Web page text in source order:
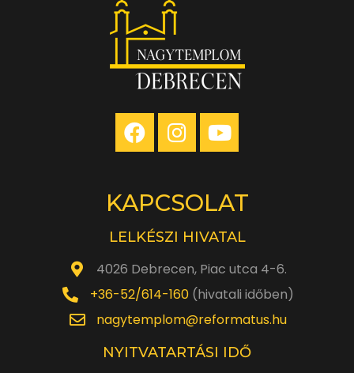
KAPCSOLAT
LELKÉSZI HIVATAL
4026 Debrecen, Piac utca 4-6.
+36-52/614-160(hivatali időben)
nagytemplom@reformatus.hu
NYITVATARTÁSI IDŐ